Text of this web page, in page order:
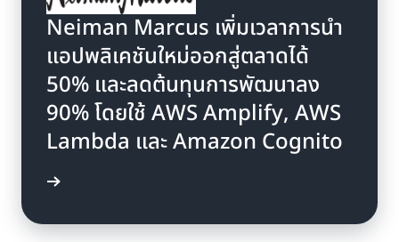
Neiman Marcus เพิ่มเวลาการนำ
แอปพลิเคชันใหม่ออกสู่ตลาดได้
50% และลดต้นทุนการพัฒนาลง
90% โดยใช้ AWS Amplify, AWS
Lambda และ Amazon Cognito